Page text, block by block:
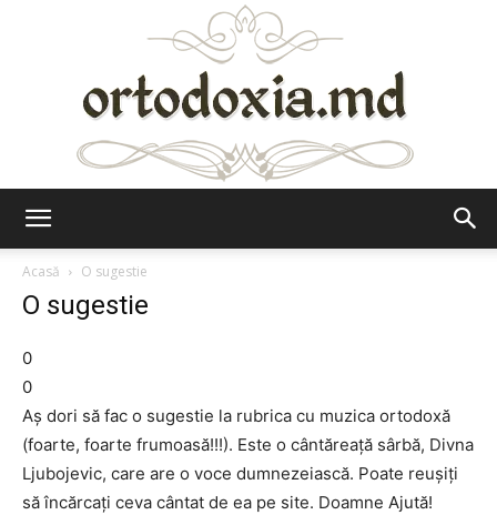
Acasă
O sugestie
O sugestie
0
0
Aş dori să fac o sugestie la rubrica cu muzica ortodoxă
(foarte, foarte frumoasă!!!). Este o cântăreaţă sârbă, Divna
Ljubojevic, care are o voce dumnezeiască. Poate reuşiţi
să încărcaţi ceva cântat de ea pe site. Doamne Ajută!